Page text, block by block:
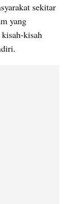
sekitar
yang
kisah